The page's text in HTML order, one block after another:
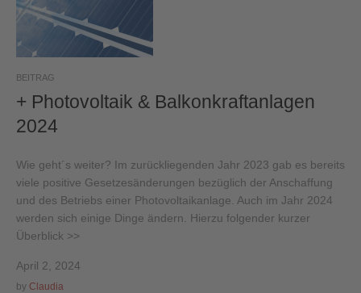
BEITRAG
+ Photovoltaik & Balkonkraftanlagen
2024
Wie geht´s weiter? Im zurückliegenden Jahr 2023 gab es bereits
viele positive Gesetzesänderungen bezüglich der Anschaffung
und des Betriebs einer Photovoltaikanlage. Auch im Jahr 2024
werden sich einige Dinge ändern. Hierzu folgender kurzer
Überblick >>
April 2, 2024
by Claudia